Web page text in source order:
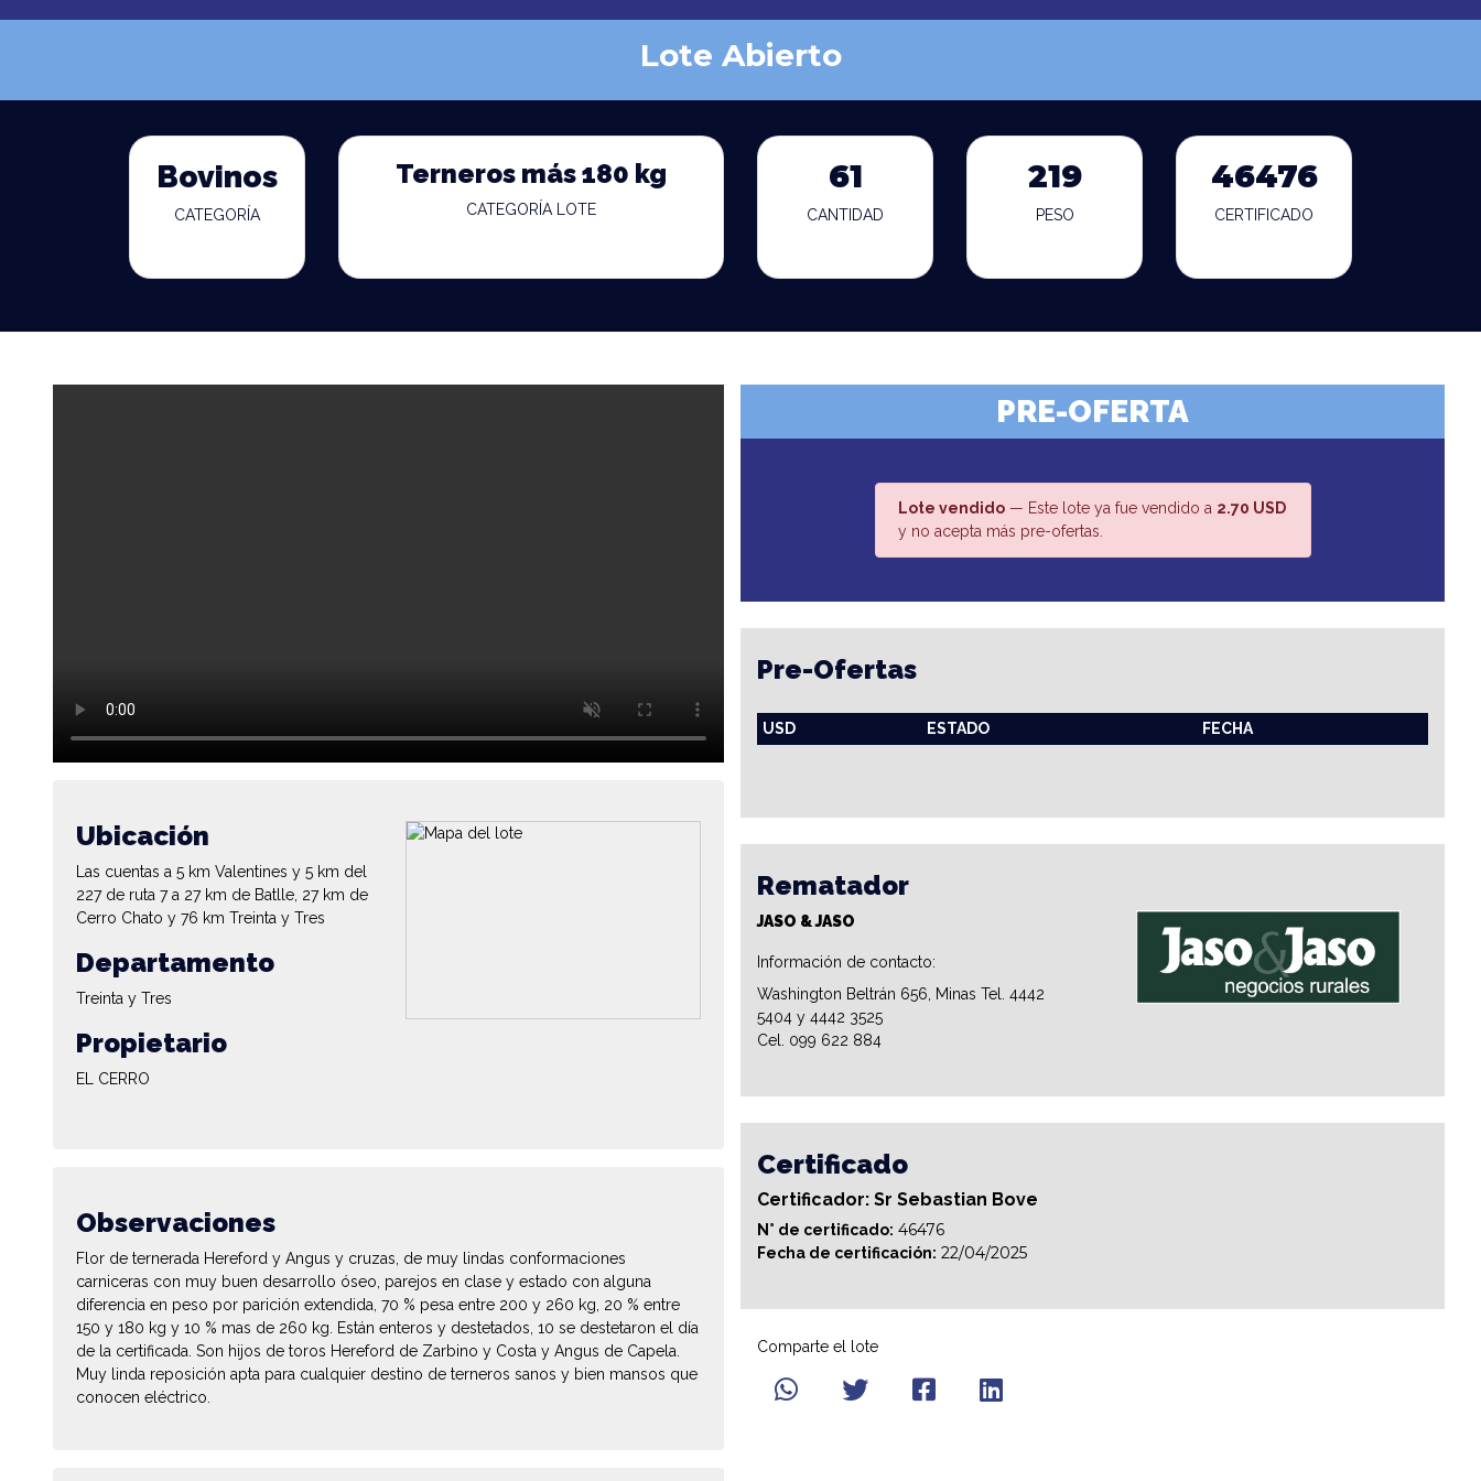
Lote Abierto
Bovinos
CATEGORÍA
Terneros más 180 kg
CATEGORÍA LOTE
61
CANTIDAD
219
PESO
46476
CERTIFICADO
Ubicación
Las cuentas a 5 km Valentines y 5 km del
227 de ruta 7 a 27 km de Batlle, 27 km de
Cerro Chato y 76 km Treinta y Tres
Departamento
Treinta y Tres
Propietario
EL CERRO
Observaciones
Flor de ternerada Hereford y Angus y cruzas, de muy lindas conformaciones
carniceras con muy buen desarrollo óseo, parejos en clase y estado con alguna
diferencia en peso por parición extendida, 70 % pesa entre 200 y 260 kg, 20 % entre
150 y 180 kg y 10 % mas de 260 kg. Están enteros y destetados, 10 se destetaron el día
de la certificada. Son hijos de toros Hereford de Zarbino y Costa y Angus de Capela.
Muy linda reposición apta para cualquier destino de terneros sanos y bien mansos que
conocen eléctrico.
PRE-OFERTA
Lote vendido— Este lote ya fue vendido a 2.70 USD
y no acepta más pre-ofertas.
Pre-Ofertas
USD ESTADO FECHA
Rematador
JASO & JASO
Información de contacto:
Washington Beltrán 656, Minas Tel. 4442
5404 y 4442 3525
Cel. 099 622 884
Certificado
Certificador: Sr Sebastian Bove
N° de certificado: 46476
Fecha de certificación: 22/04/2025
Comparte el lote